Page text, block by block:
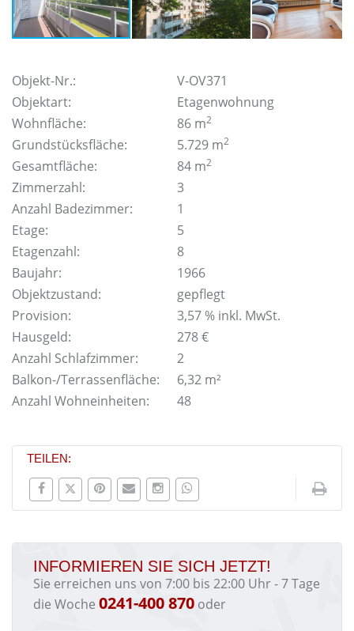
Objekt-Nr.:
V-OV371
Objektart:
Etagenwohnung
Wohnfläche:
86 m2
Grundstücksfläche: 5.729 m2
Gesamtfläche: 84 m2
Zimmerzahl:
3
Anzahl Badezimmer:
1
Etage:
5
Etagenzahl:
8
Baujahr:
1966
Objektzustand:
gepflegt
Provision:
3,57 % inkl. MwSt.
Hausgeld:
278 €
Anzahl Schlafzimmer:
2
Balkon-/Terrassenfläche:
6,32 m²
Anzahl Wohneinheiten:
48
TEILEN:
INFORMIEREN SIE SICH JETZT!
Sie erreichen uns von 7:00 bis 22:00 Uhr - 7 Tage
die Woche 0241-400 870 oder